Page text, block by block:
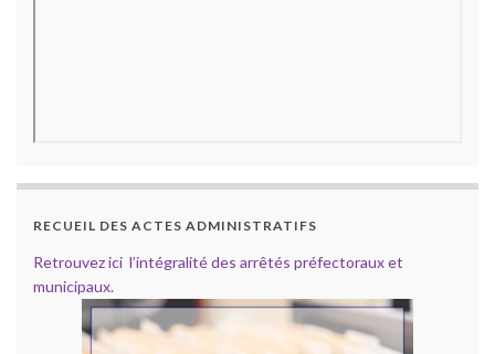
RECUEIL DES ACTES ADMINISTRATIFS
Retrouvez ici l’intégralité des arrêtés préfectoraux et
municipaux.